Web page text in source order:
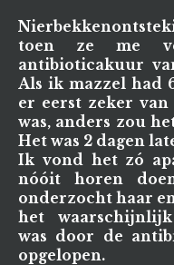
toen ze me
antibioticakuur
Als ik mazzel had
er eerst zeker
was, anders zou
Het was 2 dagen
Ik vond het zó
nóóit horen
onderzocht haar
het
was door de
opgelopen.